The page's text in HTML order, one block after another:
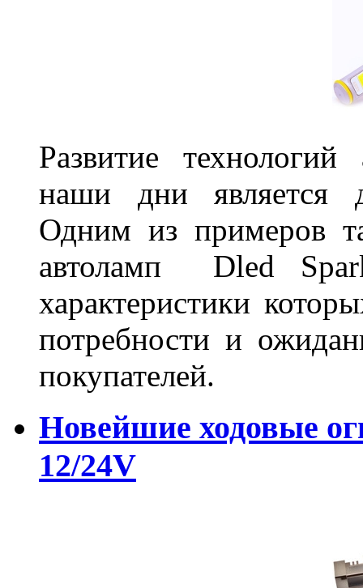
Развитие
наши дни является
Одним из примеров
автоламп Dled
характеристики
потребности и
покупателей.
Новейшие ходовые
12/24V